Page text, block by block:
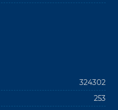
324302
253